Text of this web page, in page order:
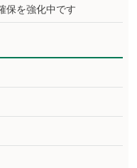
保を強化中です